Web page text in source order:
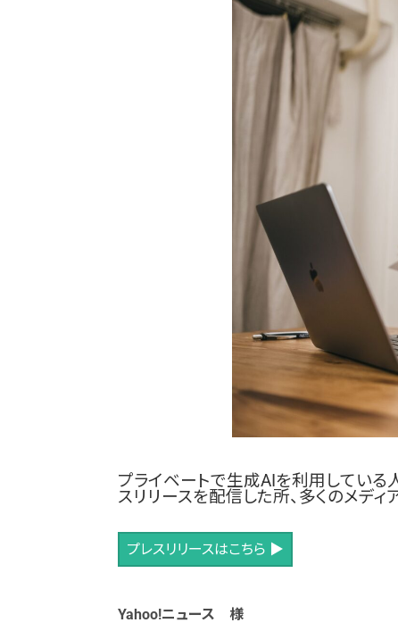
プライベートで生成AIを利用している
スリリースを配信した所、多くのメデ
プレスリリースはこちら ▶
Yahoo!ニュース 様